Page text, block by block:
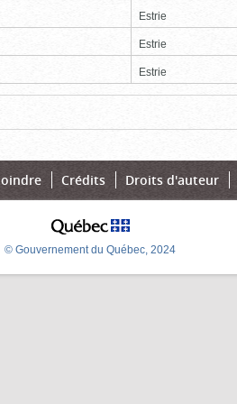
Estrie
Estrie
Estrie
Crédits Droits d'auteur
© Gouvernement du Québec, 2024